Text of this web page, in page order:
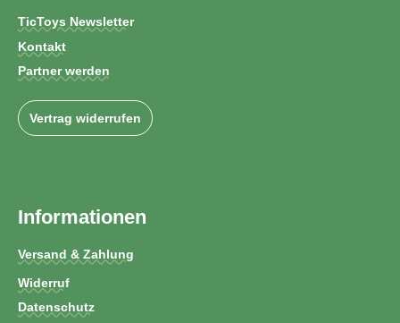
TicToys Newsletter
Kontakt
Partner werden
Vertrag widerrufen
Informationen
Versand & Zahlung
Widerruf
Datenschutz